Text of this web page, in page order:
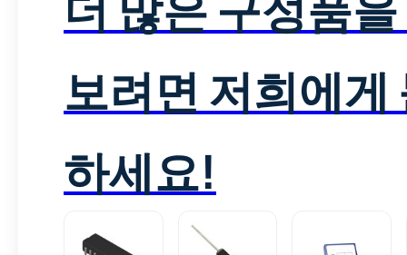
보려면 저희에게
하세요!